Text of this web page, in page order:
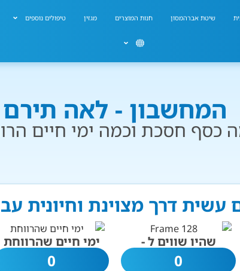
שיטת אברהמסון חנות המוצרים מגזין טיפולים נוספים
המחשבון - לאה תירם
כסף חסכת וכמה ימי חיים
עשית דרך מצוינת וחיונית
שהיו שווים ל -
0
ימי חיים שהרווחת
0